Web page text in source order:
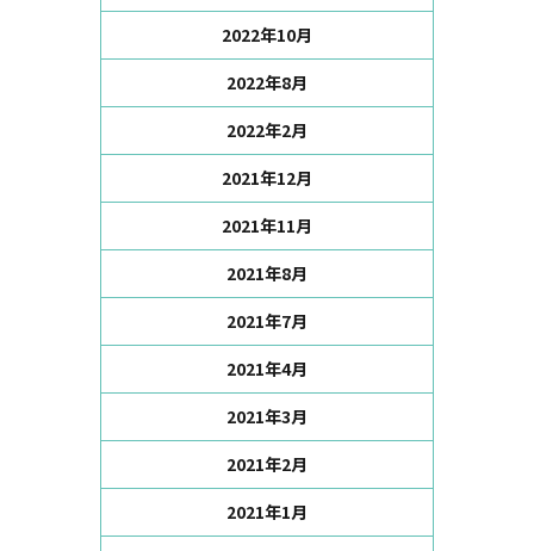
2022年10月
2022年8月
2022年2月
2021年12月
2021年11月
2021年8月
2021年7月
2021年4月
2021年3月
2021年2月
2021年1月